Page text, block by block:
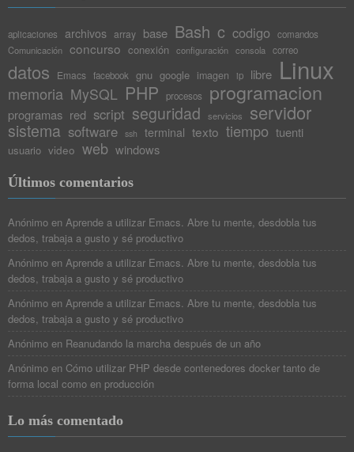
aplicaciones archivos array base Bash c codigo
comandos
Comunicación concurso conexión configuración consola correo
datos Emacs facebook gnu google imagen ip libre Linux
memoria MySQL PHP procesos programacion
programas red script seguridad servicios servidor
sistema software ssh terminal texto tiempo tuenti
usuario video web windows
Últimos comentarios
Anónimo en Aprende a utilizar Emacs. Abre tu mente, desdobla tus
dedos, trabaja a gusto y sé productivo
Anónimo en Aprende a utilizar Emacs. Abre tu mente, desdobla tus
dedos, trabaja a gusto y sé productivo
Anónimo en Aprende a utilizar Emacs. Abre tu mente, desdobla tus
dedos, trabaja a gusto y sé productivo
Anónimo en Reanudando la marcha después de un año
Anónimo en Cómo utilizar PHP desde contenedores docker tanto de
forma local como en producción
Lo más comentado